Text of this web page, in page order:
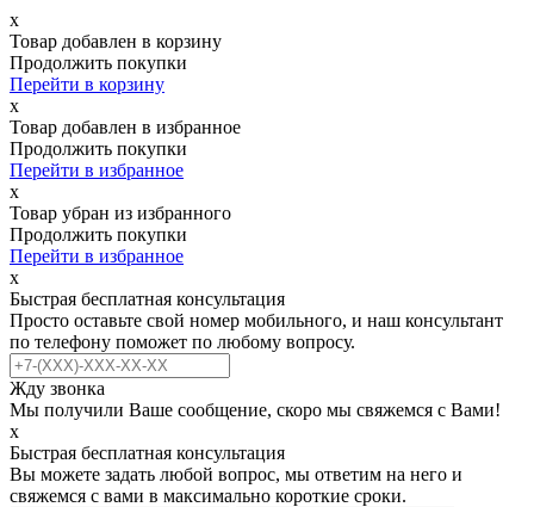
х
Товар добавлен в корзину
Продолжить покупки
Перейти в корзину
х
Товар добавлен в избранное
Продолжить покупки
Перейти в избранное
х
Товар убран из избранного
Продолжить покупки
Перейти в избранное
х
Быстрая бесплатная консультация
Просто оставьте свой номер мобильного, и наш консультант
по телефону поможет по любому вопросу.
Жду звонка
Мы получили Ваше сообщение, скоро мы свяжемся с Вами!
х
Быстрая бесплатная консультация
Вы можете задать любой вопрос, мы ответим на него и
свяжемся с вами в максимально короткие сроки.